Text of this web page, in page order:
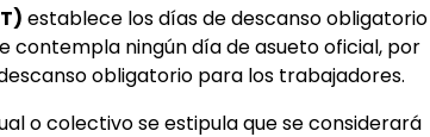
establece los días de descanso obligatorio
contempla ningún día de asueto oficial, por
obligatorio para los trabajadores.
o colectivo se estipula que se considerará